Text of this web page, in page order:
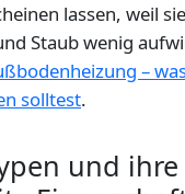
lassen, weil
Staub wenig
–
solltest.
und ihre